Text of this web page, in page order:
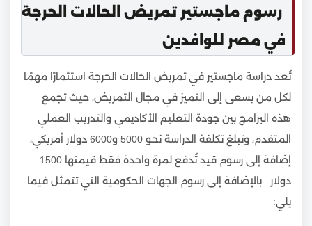
رسوم ماجستير تمريض الحالات الحرجة
في مصر للوافدين
تُعد دراسة ماجستير في تمريض الحالات الحرجة استثمارًا مهمًا
لكل من يسعى إلى التميز في مجال التمريض، حيث تجمع
هذه البرامج بين جودة التعليم الأكاديمي والتدريب العملي
المتقدم، وتبلغ تكلفة الدراسة نحو 5000 و6000 دولار أمريكي،
إضافة إلى رسوم قيد تُدفع لمرة واحدة فقط قيمتها 1500
دولار. بالإضافة إلى رسوم الجهات الحكومية التي تتمثل فيما
يلي: